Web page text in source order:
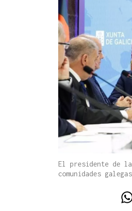
El presidente de
comunidades galegas